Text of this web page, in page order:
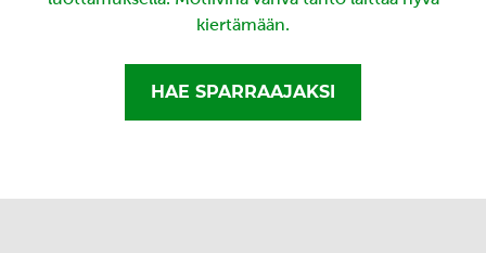
kiertämään.
HAE SPARRAAJAKSI